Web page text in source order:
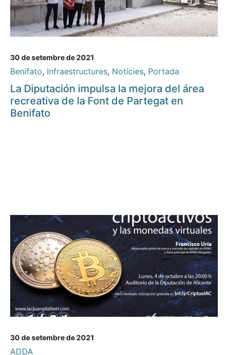
30 de setembre de 2021
Benifato, Infraestructures, Notícies, Portada
La Diputación impulsa la mejora del área
recreativa de la Font de Partegat en
Benifato
30 de setembre de 2021
ADDA